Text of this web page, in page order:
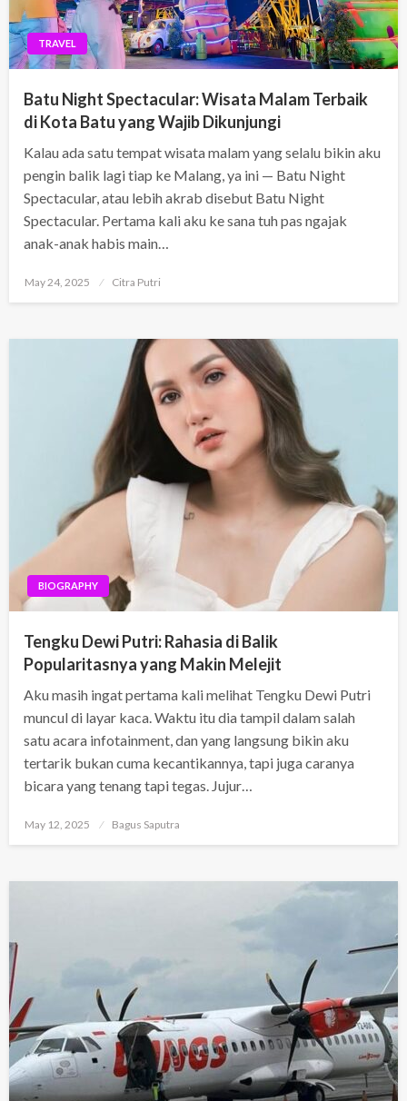
TRAVEL
Batu Night Spectacular: Wisata Malam Terbaik
di Kota Batu yang Wajib Dikunjungi
Kalau ada satu tempat wisata malam yang selalu bikin aku
pengin balik lagi tiap ke Malang, ya ini — Batu Night
Spectacular, atau lebih akrab disebut Batu Night
Spectacular. Pertama kali aku ke sana tuh pas ngajak
anak-anak habis main…
Posted
May 24, 2025 Citra Putri
BIOGRAPHY
Tengku Dewi Putri: Rahasia di Balik
Popularitasnya yang Makin Melejit
Aku masih ingat pertama kali melihat Tengku Dewi Putri
muncul di layar kaca. Waktu itu dia tampil dalam salah
satu acara infotainment, dan yang langsung bikin aku
tertarik bukan cuma kecantikannya, tapi juga caranya
bicara yang tenang tapi tegas. Jujur…
Posted
May 12, 2025 Bagus Saputra